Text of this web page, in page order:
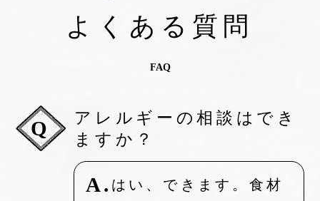
よくある質問
FAQ
Q
アレルギーの相談はでき
ますか？
A. はい、できます。食材